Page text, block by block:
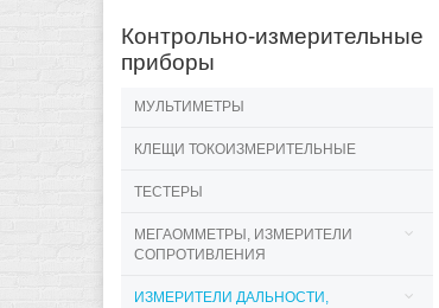
Контрольно-измерительные
приборы
МУЛЬТИМЕТРЫ
КЛЕЩИ ТОКОИЗМЕРИТЕЛЬНЫЕ
ТЕСТЕРЫ
МЕГАОММЕТРЫ, ИЗМЕРИТЕЛИ
СОПРОТИВЛЕНИЯ
ИЗМЕРИТЕЛИ ДАЛЬНОСТИ,